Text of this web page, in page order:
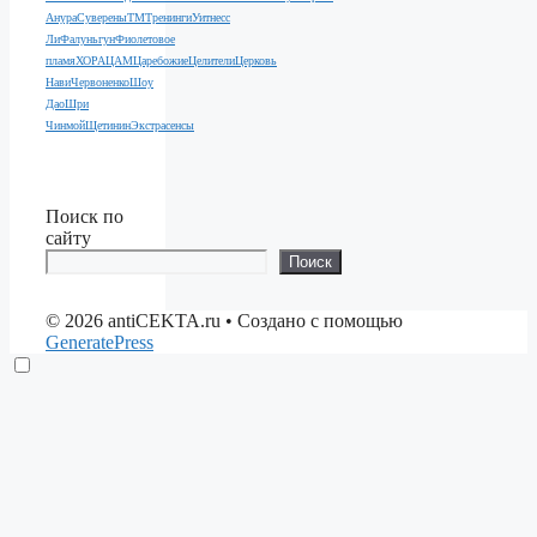
АнураСувереныТМТренингиУитнесс
ЛиФалуньгунФиолетовое
пламяХОРАЦАМЦаребожиеЦелителиЦерковь
НавиЧервоненкоШоу
ДаоШри
ЧинмойЩетининЭкстрасенсы
Поиск по
сайту
Поиск
© 2026 antiCEKTA.ru • Создано с помощью
GeneratePress